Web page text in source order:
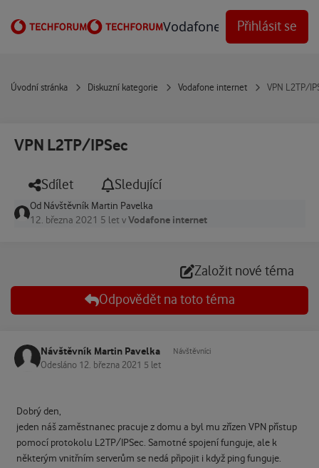
Vodafone Techforum
Přihlásit se
Úvodní stránka Diskuzní kategorie Vodafone internet VPN L2TP/
VPN L2TP/IPSec
Sdílet Sledující
Od Návštěvník Martin Pavelka
12. března 2021 5 let vVodafone internet
Založit nové téma
Odpovědět na toto téma
Návštěvník Martin Pavelka Návštěvníci
Odesláno 12. března 2021 5 let
Dobrý den,
jeden náš zaměstnanec pracuje z domu a byl mu zřízen VPN přístup
pomocí protokolu L2TP/IPSec. Samotné spojení funguje, ale k
některým vnitřním serverům se nedá připojit i když ping funguje.